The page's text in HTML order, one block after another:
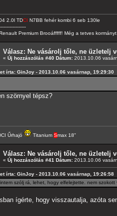
2.0l TDCI N7BB fehér kombi 6 seb 130le
Premium Brooáfffff! Még a tetves
Válasz: Ne vásárolj tőle, ne üzletelj
« Új hozzászólás #40 Dátum: 2013.10.06
írta: GinJoy - 2013.10.06 vasárnap, 19:29:30
szörnyel tépsz?
Űrhajó Titanium Smax 18"
Válasz: Ne vásárolj tőle, ne üzletelj
« Új hozzászólás #41 Dátum: 2013.10.06
írta: GinJoy - 2013.10.06 vasárnap, 19:26:58
szólj rá, lehet, hogy elfelejtette. nem szokott
ígérte, hogy visszautalja, azóta